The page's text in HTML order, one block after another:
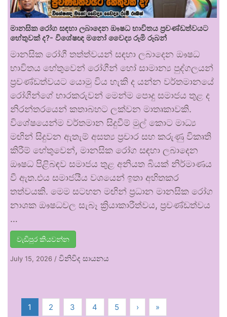
මානසික රෝග සඳහා ලබාදෙන ඖෂධ භාවිතය ප්‍රචණ්ඩත්වයට
හේතුවක් ද?- විශේෂඥ මනෝ වෛද්‍ය රූමි රූබන්
මානසික රෝගී තත්ත්වයන් සඳහා ලබාදෙන ඖෂධ
භාවිතය හේතුවෙන් රෝගීන් හෝ සාමාන්‍ය පුද්ගලයන්
ප්‍රචණ්ඩත්වයට යොමු විය හැකි ද යන්න වර්තමානයේ
රෝගීන්ගේ භාරකරුවන් මෙන්ම පොදු සමාජය තුළ ද
නිරන්තරයෙන් කතාබහට ලක්වන මාතෘකාවකි.
විශේෂයෙන්ම වර්තමාන සිදුවීම් මුල් කොට මාධ්‍ය
මඟින් සිදුවන ඇතැම් අසත්‍ය ප්‍රචාර සහ කරුණු විකෘති
කිරීම් හේතුවෙන්, මානසික රෝග සඳහා ලබාදෙන
ඖෂධ පිළිබඳව සමාජය තුළ අනියත බියක් නිර්මාණය
වී ඇත.එය සමාජයීය වශයෙන් ඉතා අහිතකර
තත්වයකි. මෙම සටහන මඟින් ප්‍රධාන මානසික රෝග
නාශක ඖෂධවල සැබෑ ක්‍රියාකාරීත්වය, ප්‍රචණ්ඩත්වය
…
වැඩිපුර කියවන්න
July 15, 2026 / විනිවිද සායනය
1 2 3 4 5 › »